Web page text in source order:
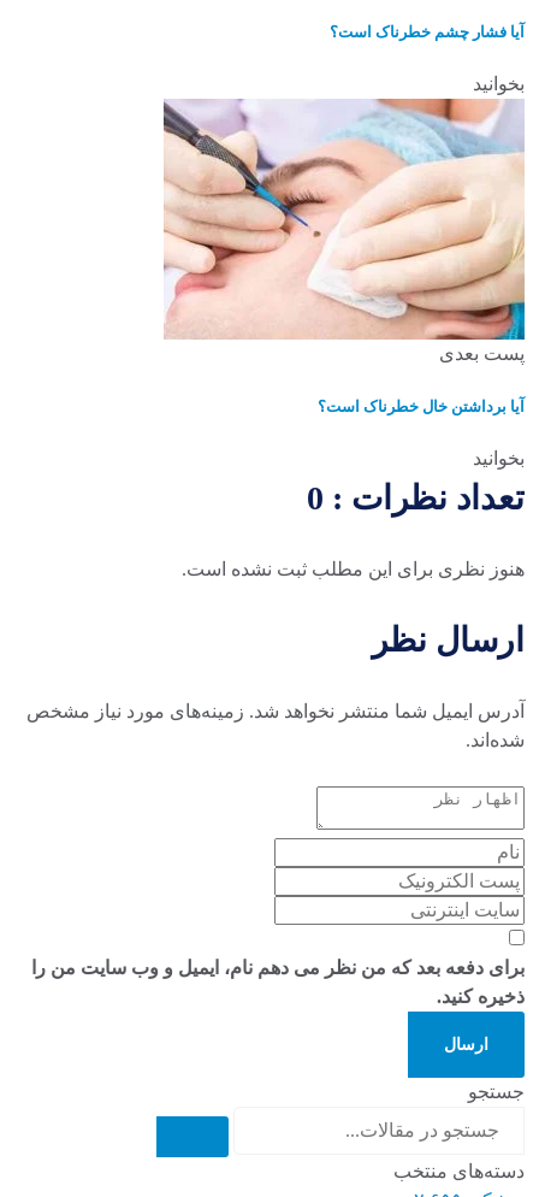
آیا فشار چشم خطرناک است؟
بخوانید
پست بعدی
آیا برداشتن خال خطرناک است؟
بخوانید
تعداد نظرات : 0
هنوز نظری برای این مطلب ثبت نشده است.
ارسال نظر
آدرس ایمیل شما منتشر نخواهد شد. زمینه‌های مورد نیاز مشخص
شده‌اند.
برای دفعه بعد که من نظر می دهم نام، ایمیل و وب سایت من را
ذخیره کنید.
ارسال
جستجو
دسته‌های منتخب